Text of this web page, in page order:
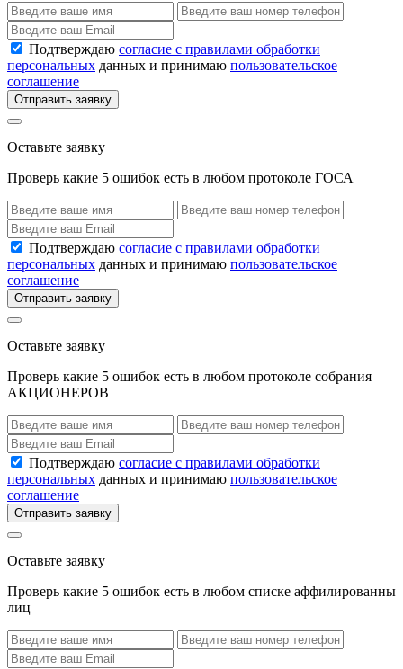
Подтверждаю согласие с правилами обработки
персональных данных и принимаю пользовательское
соглашение
Отправить заявку
Оставьте заявку
Проверь какие 5 ошибок есть в любом протоколе ГОСА
Подтверждаю согласие с правилами обработки
персональных данных и принимаю пользовательское
соглашение
Отправить заявку
Оставьте заявку
Проверь какие 5 ошибок есть в любом протоколе собрания
АКЦИОНЕРОВ
Подтверждаю согласие с правилами обработки
персональных данных и принимаю пользовательское
соглашение
Отправить заявку
Оставьте заявку
Проверь какие 5 ошибок есть в любом списке аффилированны
лиц